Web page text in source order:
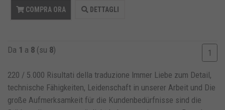
COMPRA ORA DETTAGLI
Da 1 a 8 (su 8) 1
220 / 5.000 Risultati della traduzione Immer Liebe zum Detail,
technische Fähigkeiten, Leidenschaft in unserer Arbeit und Die
große Aufmerksamkeit für die Kundenbedürfnisse sind die